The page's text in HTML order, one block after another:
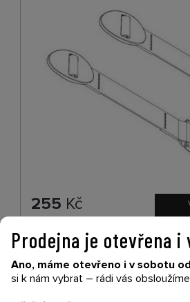
255 Kč
Thule Crotch pad - Black
Prodejna je otevřena i
Ano, máme otevřeno i v sobotu
si k nám vybrat – rádi vás